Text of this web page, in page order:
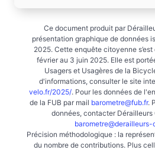
Ce document produit par
présentation graphique de données
2025. Cette enquête citoyenne
février au 3 juin 2025. Elle est
Usagers et Usagères de la
d'informations, consulter le site
velo.fr/2025/. Pour les données de
de la FUB par mail barometre@fub.fr.
données, contacter Dérailleurs
Précision méthodologique : la
du nombre de contributions. Plus